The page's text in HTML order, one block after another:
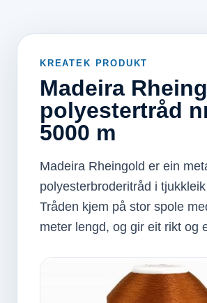
KREATEK PRODUKT
Madeira
polyestertråd
5000 m
Madeira Rheingold er ein
polyesterbroderitråd i
Tråden kjem på stor spole
meter lengd, og gir eit rikt og